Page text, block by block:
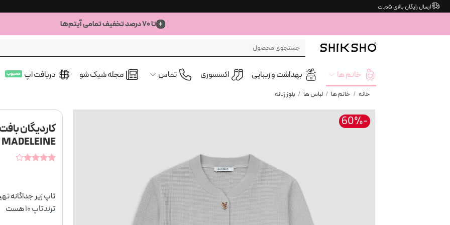
Skip ارسال رایگان بالای ۵م.ت
تا ۷۰ درصد تخفیف تمامی آیتم‌ها
جستجو
برای:
خانم ها بهداشت و زیبایی اکسسوری تماس مجله شیک شو دریافت اپ
خانه / خانم ها / لباس ها / بلوز زنانه
-60%
کاردیگان
MADELEINE
امتیازدهی
مشتری
تاپ زیر جداگانه
ترندتاپ ۱۰
هست